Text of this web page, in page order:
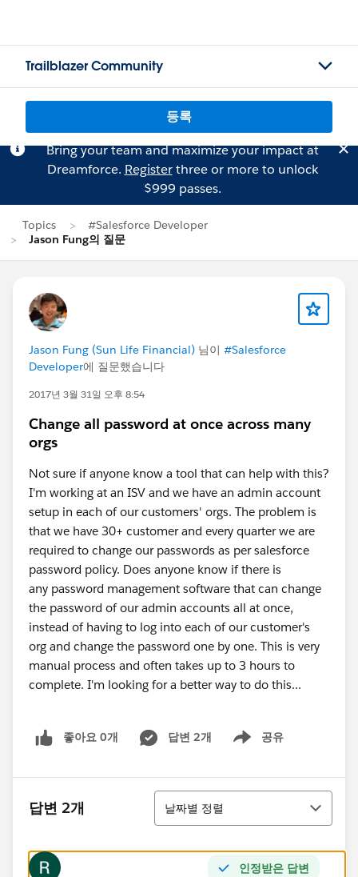
Trailblazer Community
등록
Bring your team and maximize your impact at
Dreamforce. Registerthree or more to unlock
$999 passes.
Topics
#Salesforce Developer
Jason Fung의 질문
Jason Fung (Sun Life Financial) 님이 #Salesforce
Developer에 질문했습니다
2017년 3월 31일 오후 8:54
Change all password at once across many
orgs
Not sure if anyone know a tool that can help with this?
I'm working at an ISV and we have an admin account
setup in each of our customers' orgs. The problem is
that we have 30+ customer and every quarter we are
required to change our passwords as per salesforce
password policy. Does anyone know if there is
any password management software that can change
the password of our admin accounts all at once,
instead of having to log into each of our customer's
org and change the password one by one. This is very
manual process and often takes up to 3 hours to
complete. I'm looking for a better way to do this...
좋아요 0개 답변 2개 공유
Show menu
답변 2개
정렬
날짜별 정렬
인정받은 답변